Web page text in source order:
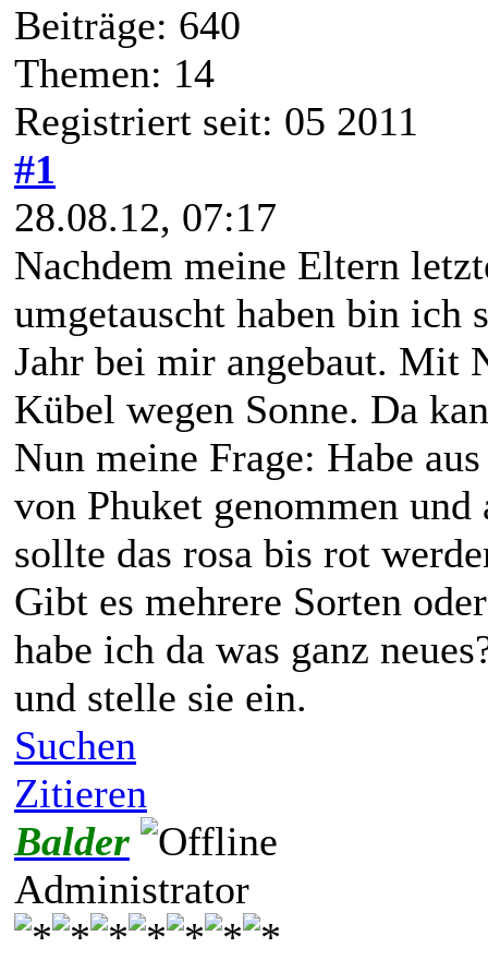
Beiträge: 640
Themen: 14
Registriert seit: 05 2011
#1
28.08.12, 07:17
Nachdem meine Eltern
umgetauscht haben bin ich
Jahr bei mir angebaut. Mit
Kübel wegen Sonne. Da
Nun meine Frage: Habe
von Phuket genommen
sollte das rosa bis rot
Gibt es mehrere Sorten
habe ich da was ganz
und stelle sie ein.
Suchen
Zitieren
Balder
Administrator